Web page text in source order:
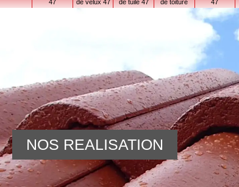
47
de velux 47
de tuile 47
de toiture
47
NOS REALISATION